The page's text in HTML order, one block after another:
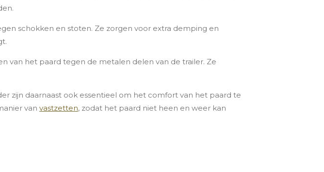
schokken en stoten. Ze zorgen voor extra demping en
van het paard tegen de metalen delen van de trailer. Ze
zijn daarnaast ook essentieel om het comfort van het paard te
van vastzetten, zodat het paard niet heen en weer kan